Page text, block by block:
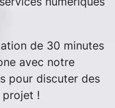
de 30 minutes
avec notre
pour discuter des
!